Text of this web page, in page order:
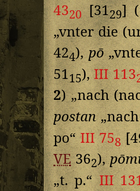
4320[3129]
„vnter die
424),pō
5115),III 113
2) „nach
postan
po“III 758
VE362),
„t. p.“III